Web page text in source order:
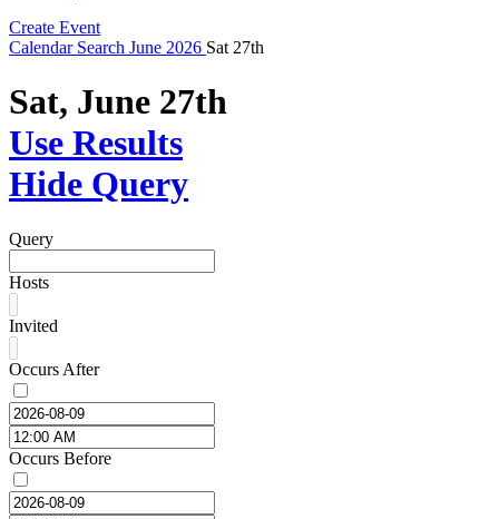
Create Event
Calendar Search June 2026 Sat 27th
Sat, June 27th
Use Results
Hide Query
Query
Hosts
Invited
Occurs After
Occurs Before